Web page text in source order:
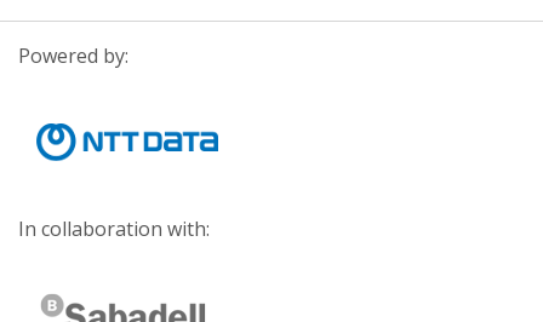
Powered by:
In collaboration with: